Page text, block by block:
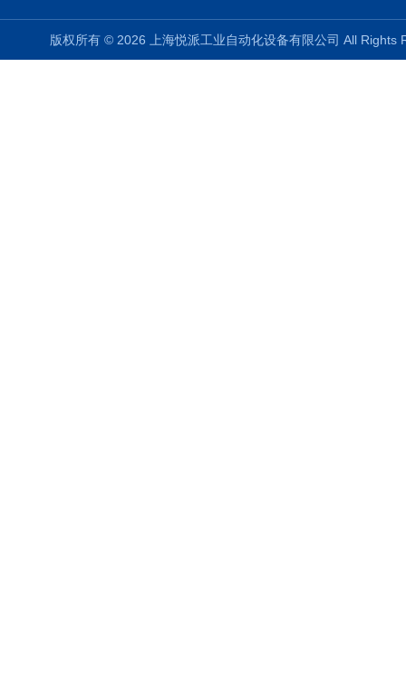
版权所有 © 2026 上海悦派工业自动化设备有限公司 All